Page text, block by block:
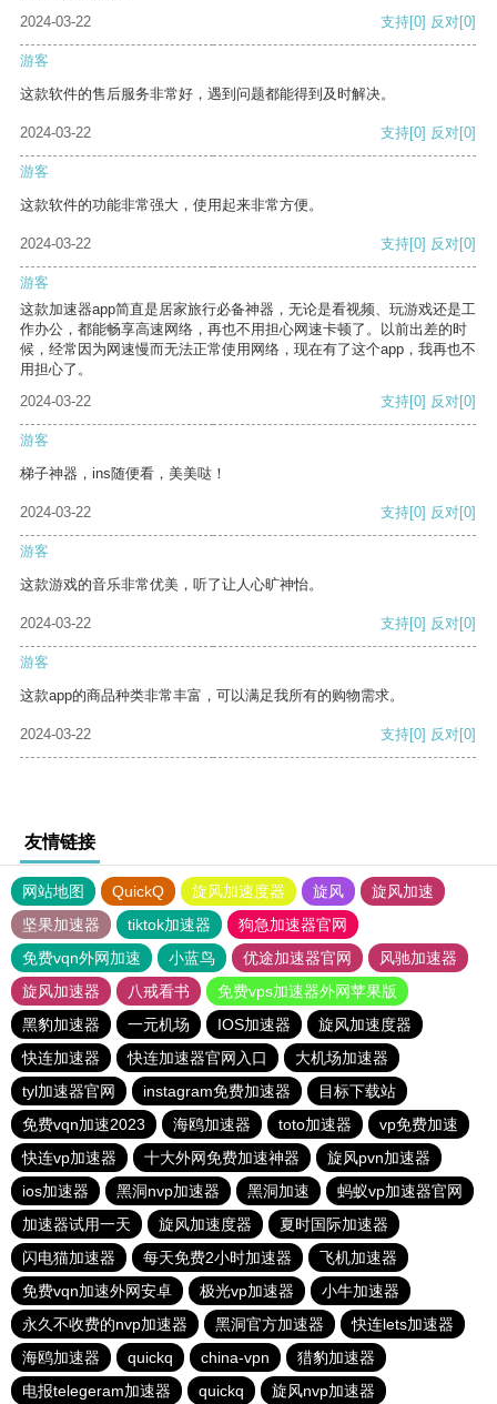
2024-03-22
支持[0] 反对[0]
游客
这款软件的售后服务非常好，遇到问题都能得到及时解决。
2024-03-22 支持[0] 反对[0]
游客
这款软件的功能非常强大，使用起来非常方便。
2024-03-22 支持[0] 反对[0]
游客
这款加速器app简直是居家旅行必备神器，无论是看视频、玩游戏还是工
作办公，都能畅享高速网络，再也不用担心网速卡顿了。以前出差的时
候，经常因为网速慢而无法正常使用网络，现在有了这个app，我再也不
用担心了。
2024-03-22
支持[0] 反对[0]
游客
梯子神器，ins随便看，美美哒！
2024-03-22 支持[0] 反对[0]
游客
这款游戏的音乐非常优美，听了让人心旷神怡。
2024-03-22 支持[0] 反对[0]
游客
这款app的商品种类非常丰富，可以满足我所有的购物需求。
2024-03-22 支持[0] 反对[0]
友情链接
网站地图 QuickQ 旋风加速度器 旋风
旋风加速
坚果加速器
tiktok加速器
狗急加速器官网
免费vqn外网加速
小蓝鸟 优途加速器官网
风驰加速器
旋风加速器
八戒看书
免费vps加速器外网苹果版
黑豹加速器
一元机场 IOS加速器
旋风加速度器
快连加速器
快连加速器官网入口
大机场加速器
tyl加速器官网
instagram免费加速器
目标下载站
免费vqn加速2023
海鸥加速器 toto加速器
vp免费加速
快连vp加速器
十大外网免费加速神器
旋风pvn加速器
ios加速器
黑洞nvp加速器 黑洞加速
蚂蚁vp加速器官网
加速器试用一天
旋风加速度器
夏时国际加速器
闪电猫加速器
每天免费2小时加速器
飞机加速器
免费vqn加速外网安卓
极光vp加速器
小牛加速器
永久不收费的nvp加速器
黑洞官方加速器
快连lets加速器
海鸥加速器
quickq china-vpn
猎豹加速器
电报telegeram加速器
quickq 旋风nvp加速器